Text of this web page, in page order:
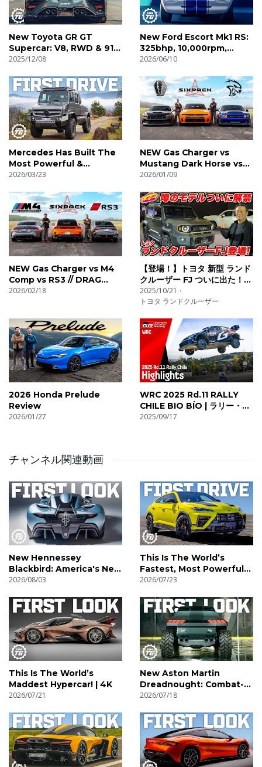
X/Twitter: https://x.com/BBC_TopGear
This is a commercial channel from BBC Studios.
https://www.bbcstudios.com/contact/contact-us/
00:00 Ford Escort Mk1 RS Intro
01:20 How Much?!
01:56 Exterior Walkaround
02:30 Billet Aluminium Everywhere
03:30 What’s In The Boot?
04:14 Interior Explainer
04:38 Carbon Roll Cage & Helmet Holders
05:09 Steering Wheel + Switchgear
06:06 Manual Gearbox!
06:55 A Key Detail
07:24 Breitling Clocks
08:05 Who Makes This Car?
08:48 Here’s One They Made Earlier…
09:48 Trick New Suspension
10:38 A Feature Shared With The GMA T.50
11:06 What’s That Funny Bulge?
11:54 Two Different Engines!
12:24 10,000rpm TEN-K
14:56 Dyno Run To 10,000rpm!
15:19 155bhp Per Litre
17:35 Rivals
18:05 The Ultimate B-Road Machine
New Toyota GR GT
Supercar: V8, RWD & 911
GT3 Money! | 4K
2025/12/08
New Ford Escort Mk1 RS:
325bhp, 10,000rpm,
895kg! | 4K
2026/06/10
Mercedes Has Built The
Most Powerful &
Luxurious Unimog Ever! |
2026/03/23
NEW Gas Charger vs
Mustang Dark Horse vs
SRT Hellcat // DRAG RACE
2026/01/09
NEW Gas Charger vs M4
Comp vs RS3 // DRAG
RACE
2026/02/18
【登場！】トヨタ 新型 ランド
クルーザー FJ ついに出た！
待望の末っ子は オフも本格
派！
2025/10/21
トヨタ ランドクルーザー
2026 Honda Prelude
Review
2026/01/27
WRC 2025 Rd.11 RALLY
CHILE BIO BÍO | ラリー・チ
リ・ビオビオ ハイライト動画 |
2025/09/17
チャンネル関連動画
New Hennessey
Blackbird: America's New
Hypercar! | 4K
2026/08/03
This Is The World’s
Fastest, Most Powerful
SUV! | 4K
2026/07/23
This Is The World’s
Maddest Hypercar! | 4K
2026/07/21
New Aston Martin
Dreadnought: Combat-
Ready V12 Supertruck! |
2026/07/18